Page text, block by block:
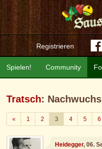
Registrieren
Community
Spielen!
Tratsch: Nachwuchs
«Zurück
1 2 3 4 5 6
Heidegger, 06.